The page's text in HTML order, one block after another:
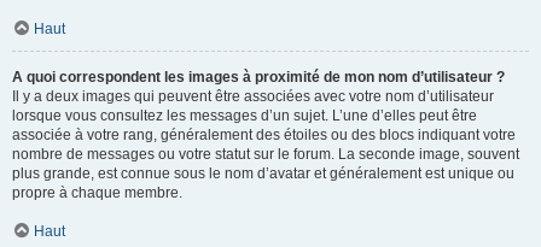
Haut
A quoi correspondent les images à proximité de mon nom d’utilisateur ?
Il y a deux images qui peuvent être associées avec votre nom d’utilisateur
lorsque vous consultez les messages d’un sujet. L’une d’elles peut être
associée à votre rang, généralement des étoiles ou des blocs indiquant votre
nombre de messages ou votre statut sur le forum. La seconde image, souvent
plus grande, est connue sous le nom d’avatar et généralement est unique ou
propre à chaque membre.
Haut